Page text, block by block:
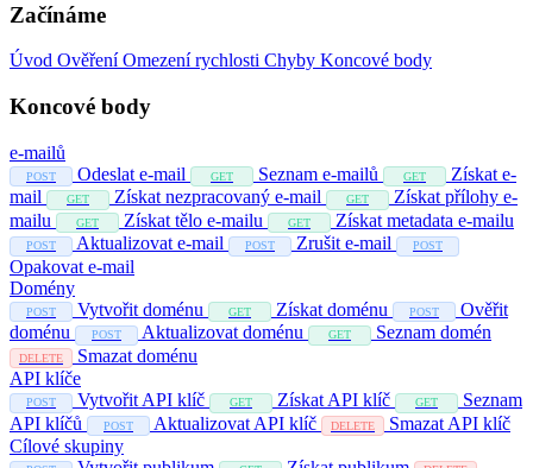
Začínáme
Úvod OvěřeníOmezení rychlosti Chyby Koncové body
Koncové body
e-mailů
POST Odeslat e-mail GET Seznam e-mailů GET
Získat e-
mail
GET Získat nezpracovaný e-mail GET
Získat přílohy e-
mailu
GET Získat tělo e-mailu GET Získat metadata e-mailu
POST Aktualizovat e-mail POST Zrušit e-mail POST
Opakovat e-mail
Domény
POST Vytvořit doménu GET Získat doménu POST
Ověřit
doménu
POST Aktualizovat doménu GET Seznam domén
DELETE
Smazat doménu
API klíče
POST Vytvořit API klíč GET Získat API klíč GET
Seznam
API klíčů
POST Aktualizovat API klíč DELETE
Smazat API klíč
Cílové skupiny